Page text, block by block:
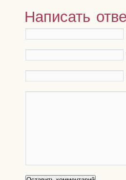
Написать